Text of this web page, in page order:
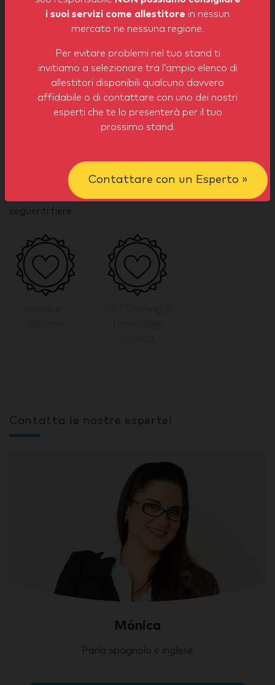
di più di 1000m2 (XXL), City Group è capace di
costruire stand di qualsiasi misura
L
Badges per fiera
City Group ha dimostrato la sua esperienza nelle
seguenti fiere
Contatta le nostre esperte!
Mónica
Parla spagnolo e inglese
i suoi servizi come allestitore in nessun
mercato ne nessuna regione.
Per evitare problemi nel tuo stand ti
invitiamo a selezionare tra l’ampio elenco di
allestitori disponibili qualcuno davvero
affidabile o di contattare con uno dei nostri
esperti che te lo presenterà per il tuo
prossimo stand.
Contattare con un Esperto »